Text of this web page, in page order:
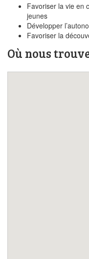
Favoriser la vie en
jeunes
Développer
Favoriser la
Où nous